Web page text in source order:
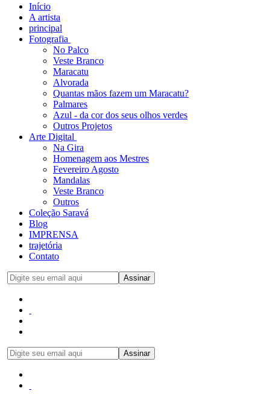
Início
A artista
principal
Fotografia
No Palco
Veste Branco
Maracatu
Alvorada
Quantas mãos fazem um Maracatu?
Palmares
Azul - da cor dos seus olhos verdes
Outros Projetos
Arte Digital
Na Gira
Homenagem aos Mestres
Fevereiro Agosto
Mandalas
Veste Branco
Outros
Coleção Saravá
Blog
IMPRENSA
trajetória
Contato
Assinar
Assinar